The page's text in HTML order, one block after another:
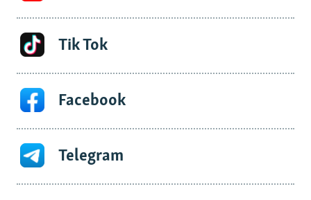
Tik Tok
Facebook
Telegram